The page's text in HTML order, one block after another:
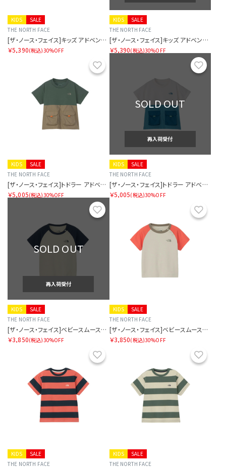
SALE
KIDS
THE NORTH FACE
[ザ・ノース・フェイス]キッズ アドベンチャーティー
￥5,390(税込)30%OFF
SALE
KIDS
THE NORTH FACE
[ザ・ノース・フェイス]キッズ アドベンチャーティー
￥5,390(税込)30%OFF
お気に入り
SALE
KIDS
THE NORTH FACE
[ザ・ノース・フェイス]トドラー アドベンチャーティー
￥5,005(税込)30%OFF
SOLD OUT
再入荷受付
SALE
KIDS
THE NORTH FACE
[ザ・ノース・フェイス]トドラー アドベンチャーティー
￥5,005(税込)30%OFF
お気に入り
SOLD OUT
再入荷受付
SALE
KIDS
THE NORTH FACE
[ザ・ノース・フェイス]ベビースムースグローティー
￥3,850(税込)30%OFF
SALE
KIDS
THE NORTH FACE
[ザ・ノース・フェイス]ベビースムースグローティー
￥3,850(税込)30%OFF
お気に入り
SALE
KIDS
THE NORTH FACE
SALE
KIDS
THE NORTH FACE